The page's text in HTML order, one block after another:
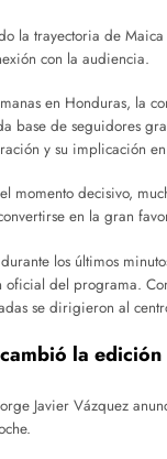
la trayectoria de Maica
con la audiencia.
en Honduras, la
base de seguidores
y su implicación
momento decisivo,
en la gran
los últimos
oficial del programa.
se dirigieron al
la edición
Javier Vázquez